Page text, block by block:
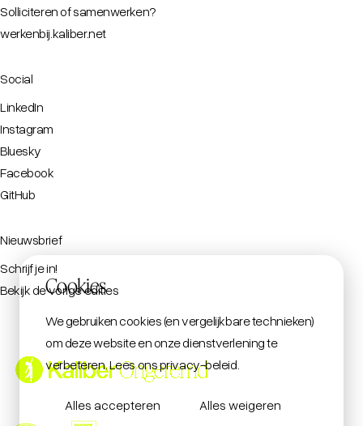
Solliciteren of samenwerken?
werkenbij.kaliber.net
Social
LinkedIn
Instagram
Bluesky
Facebook
GitHub
Nieuwsbrief
Schrijf je in!
Bekijk de vorige edities
Cookies
We gebruiken cookies (en vergelijkbare technieken)
om deze website en onze dienstverlening te
verbeteren.Lees ons privacy-beleid.
Alles accepteren Alles weigeren